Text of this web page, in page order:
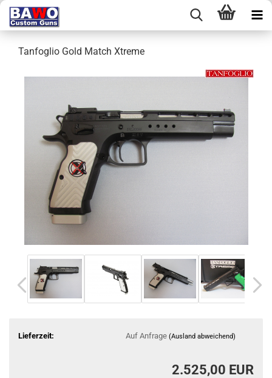
Tanfoglio Gold Match Xtreme
Lieferzeit: Auf Anfrage (Ausland abweichend)
2.525,00 EUR